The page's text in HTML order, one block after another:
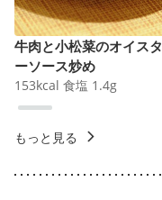
牛肉と小松菜のオイスタ
ーソース炒め
153kcal 食塩 1.4g
もっと見る